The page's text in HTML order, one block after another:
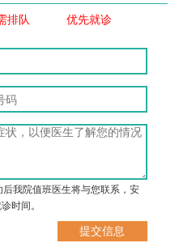
排队 优先就诊
后我院值班医生将与您联系，安
时间。